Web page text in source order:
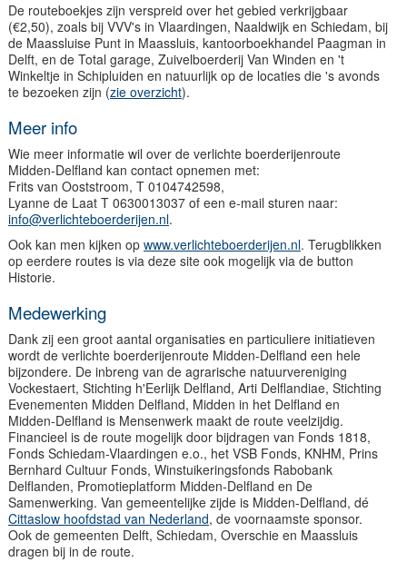
De routeboekjes zijn verspreid over het gebied verkrijgbaar
(€2,50), zoals bij VVV's in Vlaardingen, Naaldwijk en Schiedam, bij
de Maassluise Punt in Maassluis, kantoorboekhandel Paagman in
Delft, en de Total garage, Zuivelboerderij Van Winden en 't
Winkeltje in Schipluiden en natuurlijk op de locaties die 's avonds
te bezoeken zijn (zie overzicht).
Meer info
Wie meer informatie wil over de verlichte boerderijenroute
Midden-Delfland kan contact opnemen met:
Frits van Ooststroom, T 0104742598,
Lyanne de Laat T 0630013037 of een e-mail sturen naar:
info@verlichteboerderijen.nl.
Ook kan men kijken op www.verlichteboerderijen.nl. Terugblikken
op eerdere routes is via deze site ook mogelijk via de button
Historie.
Medewerking
Dank zij een groot aantal organisaties en particuliere initiatieven
wordt de verlichte boerderijenroute Midden-Delfland een hele
bijzondere. De inbreng van de agrarische natuurvereniging
Vockestaert, Stichting h'Eerlijk Delfland, Arti Delflandiae, Stichting
Evenementen Midden Delfland, Midden in het Delfland en
Midden-Delfland is Mensenwerk maakt de route veelzijdig.
Financieel is de route mogelijk door bijdragen van Fonds 1818,
Fonds Schiedam-Vlaardingen e.o., het VSB Fonds, KNHM, Prins
Bernhard Cultuur Fonds, Winstuikeringsfonds Rabobank
Delflanden, Promotieplatform Midden-Delfland en De
Samenwerking. Van gemeentelijke zijde is Midden-Delfland, dé
Cittaslow hoofdstad van Nederland, de voornaamste sponsor.
Ook de gemeenten Delft, Schiedam, Overschie en Maassluis
dragen bij in de route.